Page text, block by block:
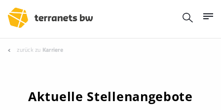
zurück zu Karriere
Aktuelle Stellenangebote